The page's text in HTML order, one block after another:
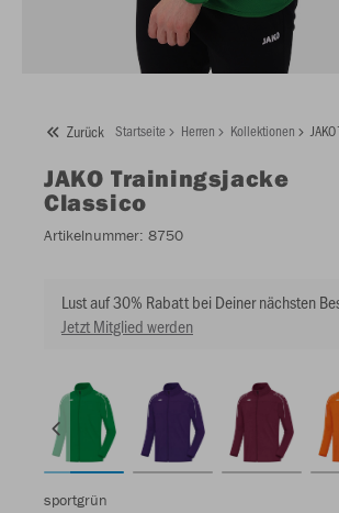
Zurück Startseite Herren Kollektionen
JAKO Trainingsjacke
Classico
Artikelnummer: 8750
Lust auf 30% Rabatt bei Deiner nächsten
Jetzt Mitglied werden
sportgrün